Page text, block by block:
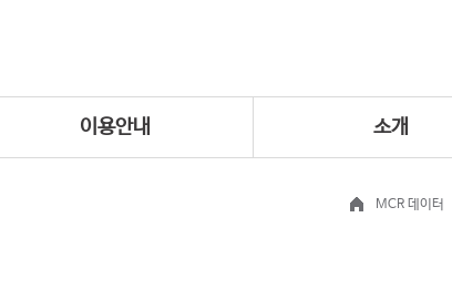
이용안내 소개
MCR 데이터